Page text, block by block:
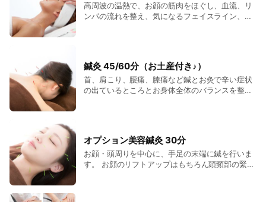
高周波の温熱で、お顔の筋肉をほぐし、血流、リ
ンパの流れを整え、気になるフェイスライン、目
鍼灸 45/60分（お土産付き♪）
首、肩こり、腰痛、膝痛など鍼とお灸で辛い症状
の出ているところとお身体全体のバランスを整え
オプション美容鍼灸 30分
お顔・頭周りを中心に、手足の末端に鍼を行いま
す。 お顔のリフトアップはもちろん頭頸部の緊張